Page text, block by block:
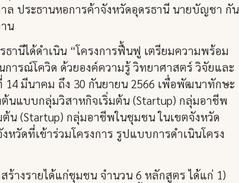
ประธานหอการค้าจังหวัดอุดรธานี นายบัญชา กัน
น
านีได้ดำเนิน “โครงการฟื้นฟู เตรียมความพร้อม
ารณ์โควิด ด้วยองค์ความรู้ วิทยาศาสตร์ วิจัยและ
14 มีนาคม ถึง 30 กันยายน 2566 เพื่อพัฒนาทักษะ
นแบบกลุ่มวิสาหกิจเริ่มต้น (Startup) กลุ่มอาชีพ
(Startup) กลุ่มอาชีพในชุมชน ในเขตจังหวัด
วัดที่เข้าร่วมโครงการ รูปแบบการดำเนินโครง
างรายได้แก่ชุมชน จำนวน 6 หลักสูตร ได้แก่ 1)